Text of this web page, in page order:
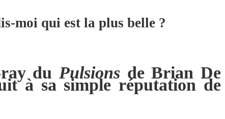
moi qui est la plus belle ?
du Pulsions de Brian De
à sa simple réputation de